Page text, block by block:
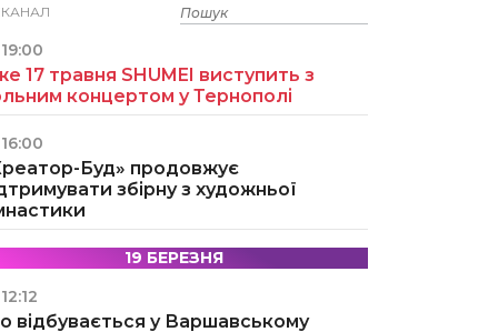
15 ТРАВНЯ
19:00
17 травня SHUMEI виступить з
концертом у Тернополі
16:00
Буд» продовжує
збірну з художньої
19 БЕРЕЗНЯ
12:12
відбувається у Варшавському